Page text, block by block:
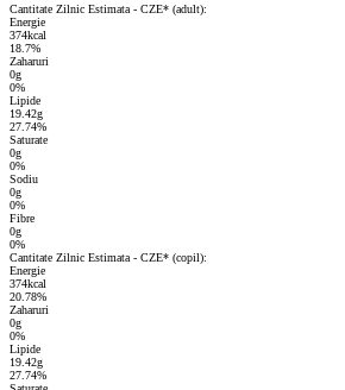
Cantitate Zilnic Estimata - CZE* (adult):
Energie
374kcal
18.7%
Zaharuri
0g
0%
Lipide
19.42g
27.74%
Saturate
0g
0%
Sodiu
0g
0%
Fibre
0g
0%
Cantitate Zilnic Estimata - CZE* (copil):
Energie
374kcal
20.78%
Zaharuri
0g
0%
Lipide
19.42g
27.74%